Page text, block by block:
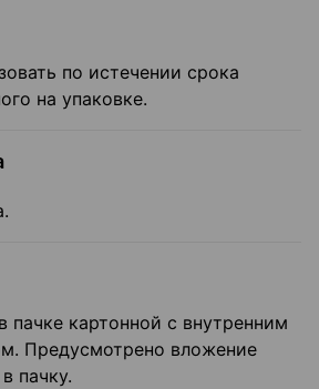
по истечении срока
на упаковке.
пачке картонной с внутренним
Предусмотрено вложение
пачку.